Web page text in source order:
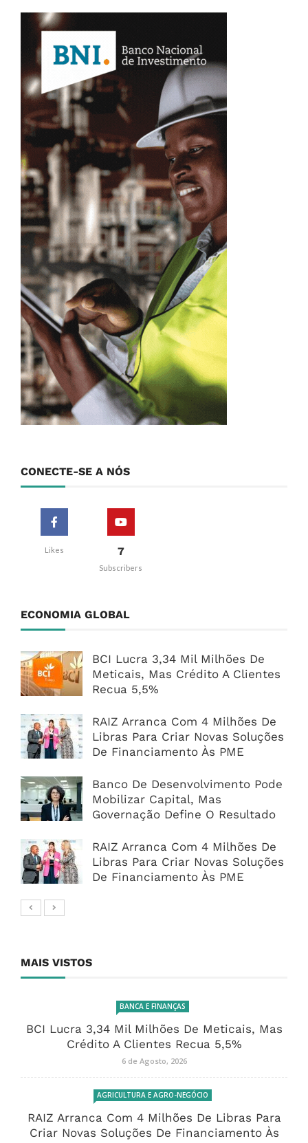
CONECTE-SE A NÓS
Likes 7
Subscribers
ECONOMIA GLOBAL
BCI Lucra 3,34 Mil Milhões De
Meticais, Mas Crédito A Clientes
Recua 5,5%
RAIZ Arranca Com 4 Milhões De
Libras Para Criar Novas Soluções
De Financiamento Às PME
Banco De Desenvolvimento Pode
Mobilizar Capital, Mas
Governação Define O Resultado
RAIZ Arranca Com 4 Milhões De
Libras Para Criar Novas Soluções
De Financiamento Às PME
MAIS VISTOS
BANCA E FINANÇAS
BCI Lucra 3,34 Mil Milhões De Meticais, Mas
Crédito A Clientes Recua 5,5%
6 de Agosto, 2026
AGRICULTURA E AGRO-NEGÓCIO
RAIZ Arranca Com 4 Milhões De Libras Para
Criar Novas Soluções De Financiamento Às